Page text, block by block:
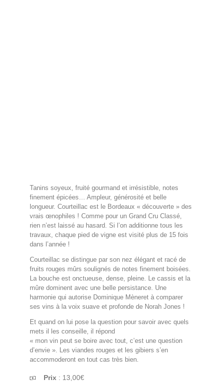
Tanins soyeux, fruité gourmand et irrésistible, notes
finement épicées… Ampleur, générosité et belle
longueur. Courteillac est le Bordeaux « découverte » des
vrais œnophiles ! Comme pour un Grand Cru Classé,
rien n’est laissé au hasard. Si l’on additionne tous les
travaux, chaque pied de vigne est visité plus de 15 fois
dans l’année !
Courteillac se distingue par son nez élégant et racé de
fruits rouges mûrs soulignés de notes finement boisées.
La bouche est onctueuse, dense, pleine. Le cassis et la
mûre dominent avec une belle persistance. Une
harmonie qui autorise Dominique Mèneret à comparer
ses vins à la voix suave et profonde de Norah Jones !
Et quand on lui pose la question pour savoir avec quels
mets il les conseille, il répond
« mon vin peut se boire avec tout, c’est une question
d’envie ». Les viandes rouges et les gibiers s’en
accommoderont en tout cas très bien.
Prix : 13,00€